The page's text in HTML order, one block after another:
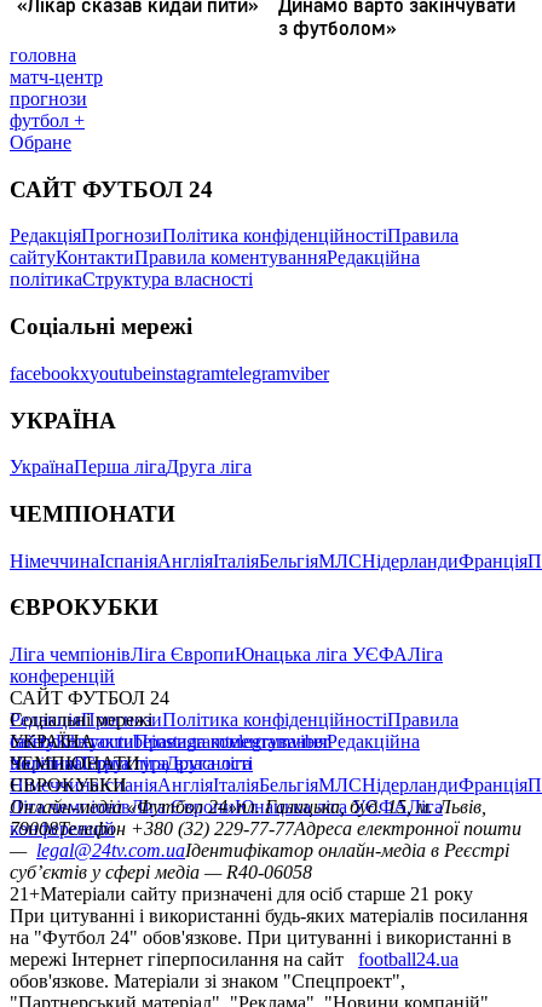
головна
матч-центр
прогнози
футбол +
Обране
САЙТ ФУТБОЛ 24
РедакціяПрогнозиПолітика конфіденційностіПравила
сайтуКонтактиПравила коментуванняРедакційна
політикаСтруктура власності
Соціальні мережі
facebookxyoutubeinstagramtelegramviber
УКРАЇНА
УкраїнаПерша лігаДруга ліга
ЧЕМПІОНАТИ
НімеччинаІспаніяАнгліяІталіяБельгіяМЛСНідерландиФранція
ЄВРОКУБКИ
Ліга чемпіонівЛіга ЄвропиЮнацька ліга УЄФАЛіга
конференцій
САЙТ ФУТБОЛ 24
РедакціяПрогнозиПолітика конфіденційностіПравила
сайтуКонтактиПравила коментуванняРедакційна
політикаСтруктура власності
Соціальні мережі
facebookxyoutubeinstagramtelegramviber
УКРАЇНА
УкраїнаПерша лігаДруга ліга
ЧЕМПІОНАТИ
НімеччинаІспаніяАнгліяІталіяБельгіяМЛСНідерландиФранція
ЄВРОКУБКИ
Ліга чемпіонівЛіга ЄвропиЮнацька ліга УЄФАЛіга
конференцій
Онлайн-медіа «Футбол 24»пл. Галицька, буд. 15, м. Львів,
79008Телефон +380 (32) 229-77-77Адреса електронної пошти
— legal@24tv.com.uaІдентифікатор онлайн-медіа в Реєстрі
суб’єктів у сфері медіа — R40-06058
21+Матеріали сайту призначені для осіб старше 21 року
При цитуванні і використанні будь-яких матеріалів посилання
на "Футбол 24" обов'язкове. При цитуванні і використанні в
мережі Інтернет гіперпосилання на сайт
football24.ua
обов'язкове. Матеріали зі знаком "Спецпроект",